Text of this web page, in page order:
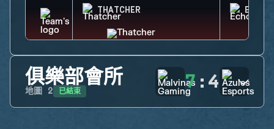
THATCHER ECHO
俱樂部會所
地圖 2 已結束 7 : 4